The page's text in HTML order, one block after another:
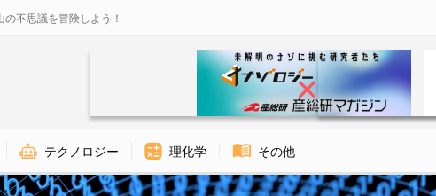
不思議を冒険しよう！
テクノロジー 理化学 その他